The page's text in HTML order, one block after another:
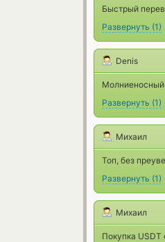
Быстрый
Развернуть (1)
Denis
Молниеносный
Развернуть (1)
Михаил
Топ, без
Развернуть (1)
Михаил
Покупка